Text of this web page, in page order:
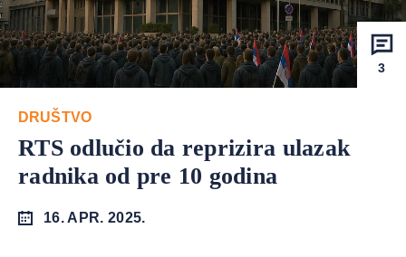
3
DRUŠTVO
RTS odlučio da reprizira ulazak
radnika od pre 10 godina
16. APR. 2025.